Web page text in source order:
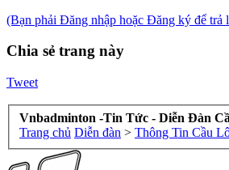
(Bạn phải Đăng nhập hoặc Đăng ký để trả
Chia sẻ trang này
Tweet
Vnbadminton -Tin Tức - Diễn Đàn
Trang chủ Diễn đàn > Thông Tin Cầu